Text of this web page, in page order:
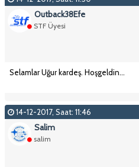
Outback38Efe
STF Üyesi
Selamlar Uğur kardeş. Hoşgeldin...
14-12-2017, Saat: 11:46
Salim
salim